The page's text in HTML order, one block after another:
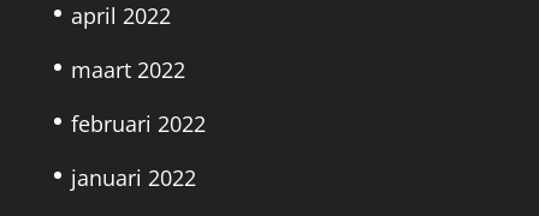
april 2022
maart 2022
februari 2022
januari 2022